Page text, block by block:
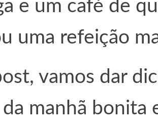
e um café de
uma refeição
vamos dar
manhã bonita